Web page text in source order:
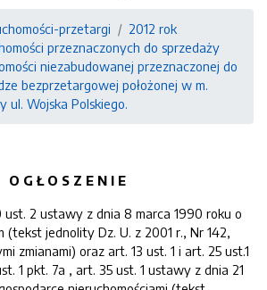
przetargi
2012 rok
przeznaczonych do sprzedaży
niezabudowanej przeznaczonej do
bezprzetargowej położonej w m.
ul. Wojska Polskiego.
O G Ł O S Z E N I E
2 ustawy z dnia 8 marca 1990 roku o
(tekst jednolity Dz. U. z 2001 r., Nr 142,
zmianami) oraz art. 13 ust. 1 i art. 25 ust.1
1 pkt. 7a , art. 35 ust. 1 ustawy z dnia 21